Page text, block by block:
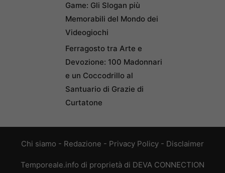
Game: Gli Slogan più
Memorabili del Mondo dei
Videogiochi
Ferragosto tra Arte e
Devozione: 100 Madonnari
e un Coccodrillo al
Santuario di Grazie di
Curtatone
Chi siamo - Redazione - Privacy Policy - Disclaimer
Temporeale.info di proprietà di DEVA CONNECTION